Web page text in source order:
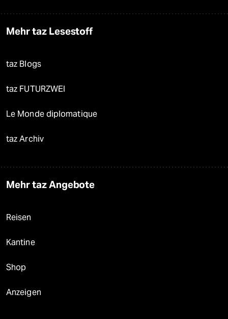
Mehr taz Lesestoff
taz Blogs
taz FUTURZWEI
Le Monde diplomatique
taz Archiv
Mehr taz Angebote
Reisen
Kantine
Shop
Anzeigen